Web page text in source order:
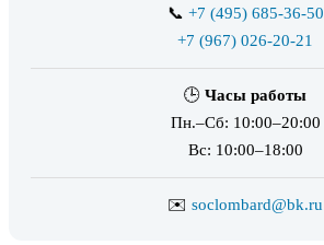
📞 +7 (495) 685-36-50
+7 (967) 026-20-21
🕒 Часы работы
Пн.–Сб: 10:00–20:00
Вс: 10:00–18:00
✉️ soclombard@bk.ru